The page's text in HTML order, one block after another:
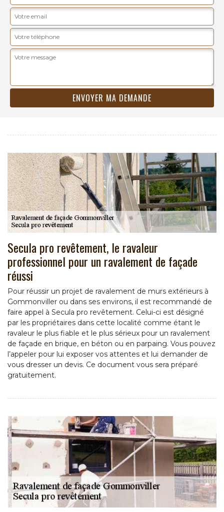
Secula pro revêtement, le ravaleur
professionnel pour un ravalement de façade
réussi
Pour réussir un projet de ravalement de murs extérieurs à
Gommonviller ou dans ses environs, il est recommandé de
faire appel à Secula pro revêtement. Celui-ci est désigné
par les propriétaires dans cette localité comme étant le
ravaleur le plus fiable et le plus sérieux pour un ravalement
de façade en brique, en béton ou en parpaing. Vous pouvez
l’appeler pour lui exposer vos attentes et lui demander de
vous dresser un devis. Ce document vous sera préparé
gratuitement.